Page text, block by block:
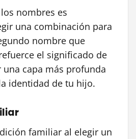
nombres es
una combinación para
nombre que
el significado de
una capa más profunda
identidad de tu hijo.
familiar al elegir un